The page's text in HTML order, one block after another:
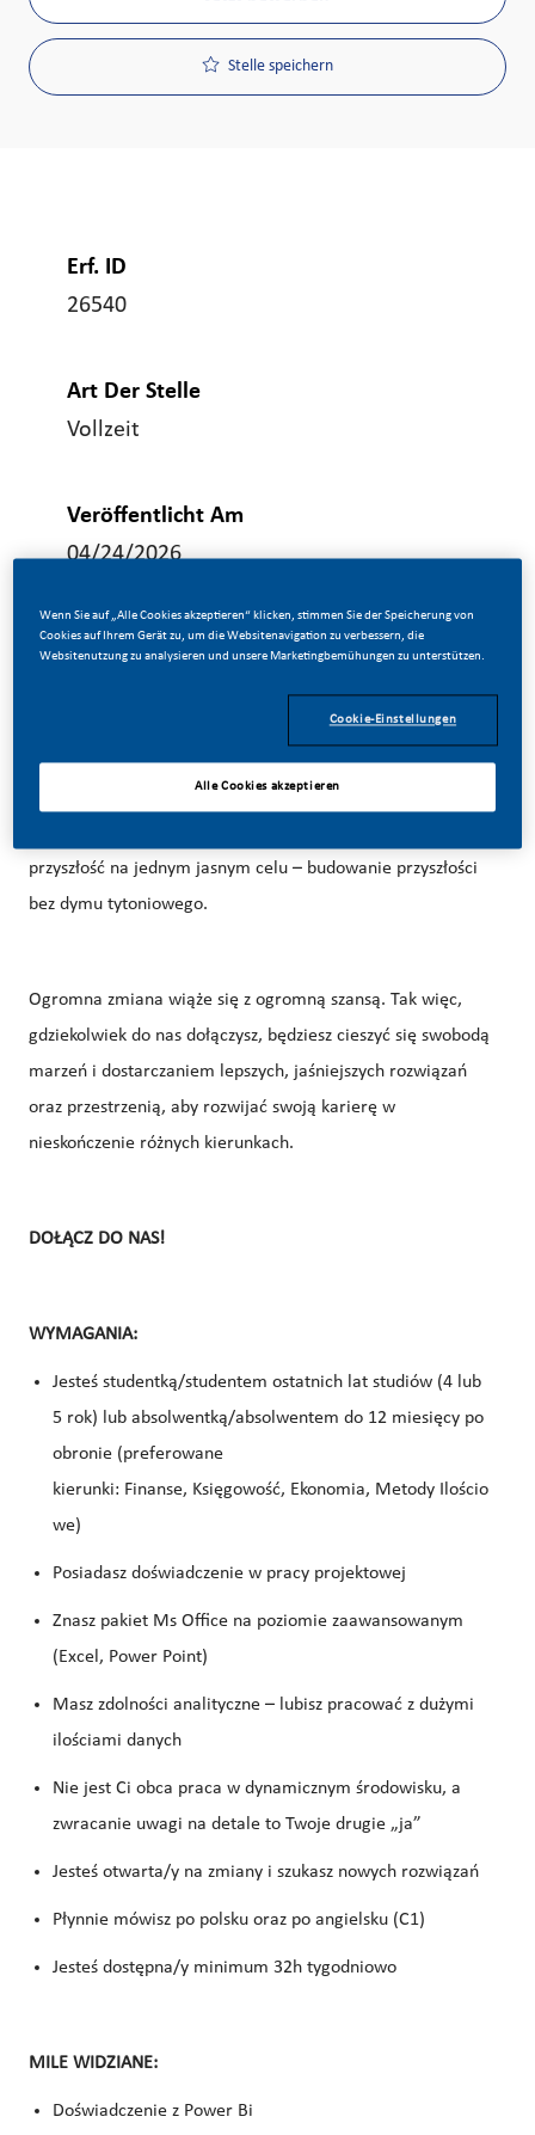
Stelle speichern
Erf. ID
26540
Art Der Stelle
Vollzeit
Veröffentlicht Am
04/24/2026
W PMI zdecydowaliśmy się zrobić coś niesamowitego.
przyszłość na jednym jasnym celu – budowanie przyszłości
bez dymu tytoniowego.
Ogromna zmiana wiąże się z ogromną szansą. Tak więc,
gdziekolwiek do nas dołączysz, będziesz cieszyć się swobodą
marzeń i dostarczaniem lepszych, jaśniejszych rozwiązań
oraz przestrzenią, aby rozwijać swoją karierę w
nieskończenie różnych kierunkach.
DOŁĄCZ DO NAS!
WYMAGANIA:
Jesteś studentką/studentem ostatnich lat studiów (4 lub
5 rok) lub absolwentką/absolwentem do 12 miesięcy po
obronie (preferowane
kierunki: Finanse, Księgowość, Ekonomia, Metody Ilościo
we)
Posiadasz doświadczenie w pracy projektowej
Znasz pakiet Ms Office na poziomie zaawansowanym
(Excel, Power Point)
Masz zdolności analityczne – lubisz pracować z dużymi
ilościami danych
Nie jest Ci obca praca w dynamicznym środowisku, a
zwracanie uwagi na detale to Twoje drugie „ja”
Jesteś otwarta/y na zmiany i szukasz nowych rozwiązań
Płynnie mówisz po polsku oraz po angielsku (C1)
Jesteś dostępna/y minimum 32h tygodniowo
MILE WIDZIANE:
Doświadczenie z Power Bi
Wenn Sie auf „Alle Cookies akzeptieren“ klicken, stimmen Sie der Speicherung von
Cookies auf Ihrem Gerät zu, um die Websitenavigation zu verbessern, die
Websitenutzung zu analysieren und unsere Marketingbemühungen zu unterstützen.
Cookie-Einstellungen
Alle Cookies akzeptieren